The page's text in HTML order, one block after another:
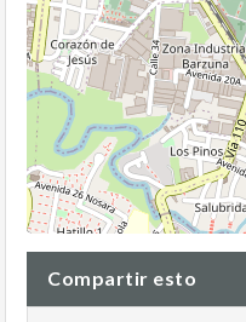
Compartir esto